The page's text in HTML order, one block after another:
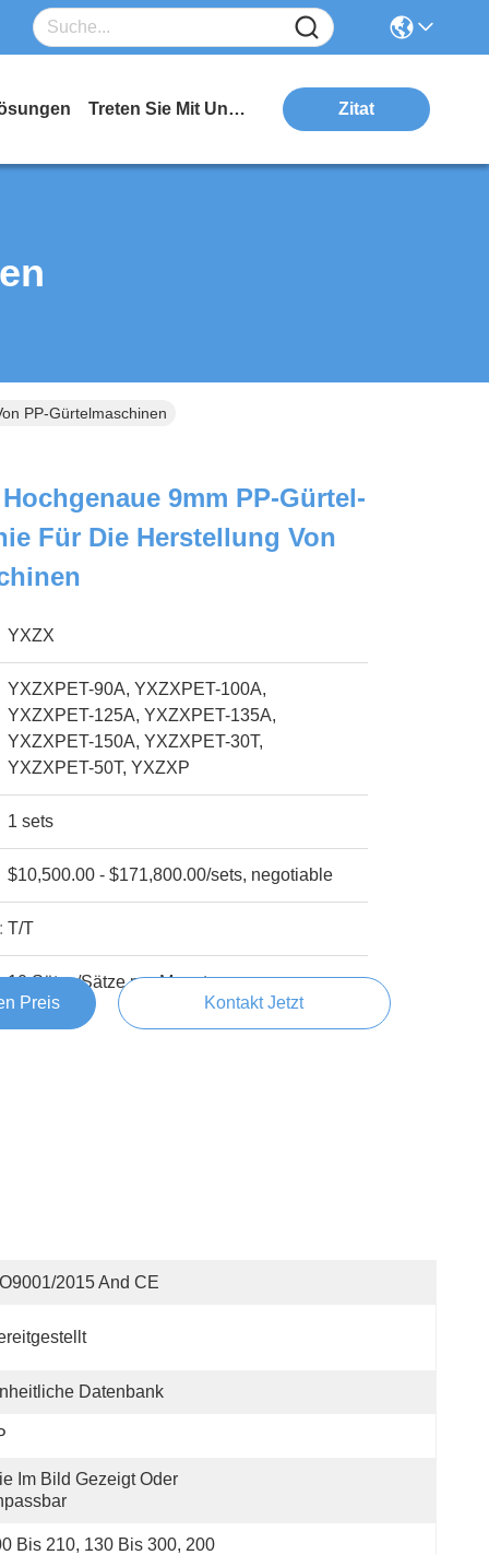
Treten Sie Mit Uns In Verbindung Zitat
PP-Gürtelmaschinen
9mm PP-Gürtel-
Für Die Herstellung Von
YXZX
YXZXPET-90A, YXZXPET-100A,
YXZXPET-125A, YXZXPET-135A,
YXZXPET-150A, YXZXPET-30T,
YXZXPET-50T, YXZXP
1 sets
$10,500.00 - $171,800.00/sets, negotiable
T/T
10 Sätze/Sätze pro Monat
Preis
Kontakt Jetzt
2015 And CE
Datenbank
Im Bild Gezeigt Oder
Bis 210, 130 Bis 300, 200